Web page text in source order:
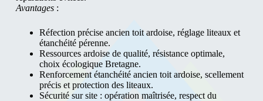
Avantages:
Réfection précise ancien toit ardoise, réglage liteaux et
étanchéité pérenne.
Ressources ardoise de qualité, résistance optimale,
choix écologique Bretagne.
Renforcement étanchéité ancien toit ardoise, scellement
précis et protection des liteaux.
Sécurité sur site : opération maîtrisée, respect du